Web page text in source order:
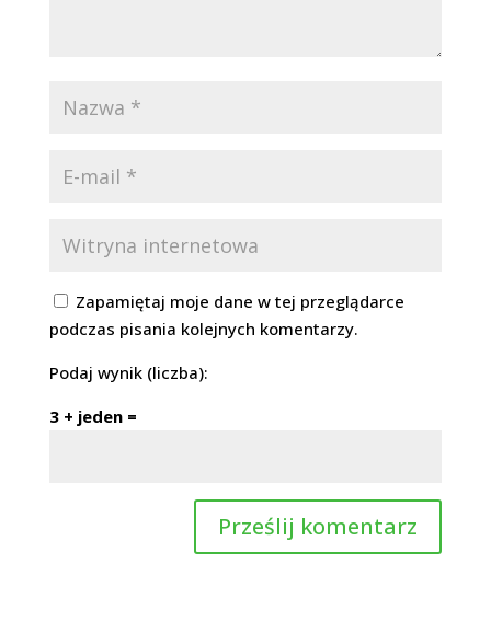
Zapamiętaj moje dane w tej przeglądarce
podczas pisania kolejnych komentarzy.
Podaj wynik (liczba):
3 + jeden =